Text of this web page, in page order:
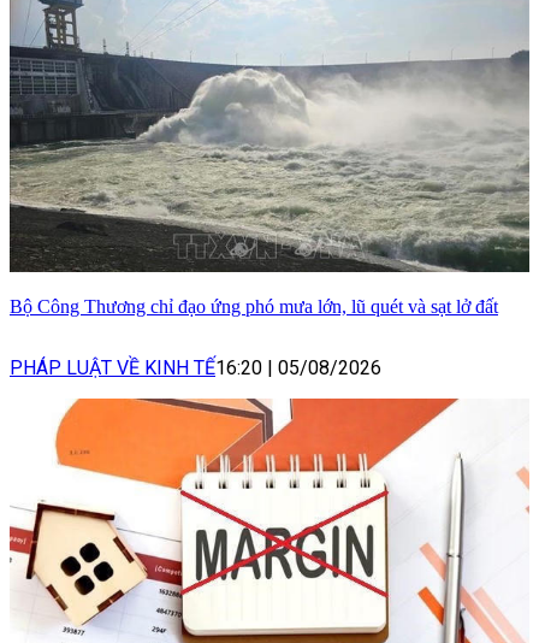
Bộ Công Thương chỉ đạo ứng phó mưa lớn, lũ quét và sạt lở đất
PHÁP LUẬT VỀ KINH TẾ16:20 | 05/08/2026